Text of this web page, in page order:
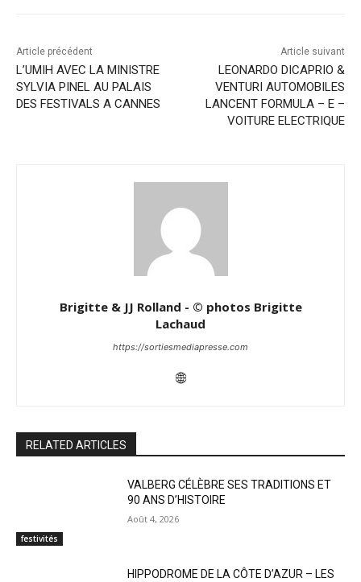
Article précédent
L’UMIH AVEC LA MINISTRE
SYLVIA PINEL AU PALAIS
DES FESTIVALS A CANNES
Article suivant
LEONARDO DICAPRIO &
VENTURI AUTOMOBILES
LANCENT FORMULA – E –
VOITURE ELECTRIQUE
Brigitte & JJ Rolland - © photos Brigitte
Lachaud
https://sortiesmediapresse.com
RELATED ARTICLES
festivités
VALBERG CÉLÈBRE SES TRADITIONS ET
90 ANS D’HISTOIRE
Août 4, 2026
HIPPODROME DE LA CÔTE D’AZUR – LES